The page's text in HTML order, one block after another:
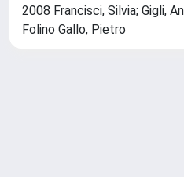
2008 Francisci, Silvia; Gigli,
Folino Gallo, Pietro